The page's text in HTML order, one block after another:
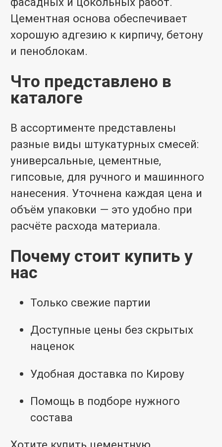
Цементная основа обеспечивает
хорошую адгезию к кирпичу, бетону
и пеноблокам.
Что представлено в
каталоге
В ассортименте представлены
разные виды штукатурных смесей:
универсальные, цементные,
гипсовые, для ручного и машинного
нанесения. Уточнена каждая цена и
объём упаковки — это удобно при
расчёте расхода материала.
Почему стоит купить у
нас
Только свежие партии
Доступные цены без скрытых
наценок
Удобная доставка по Кирову
Помощь в подборе нужного
состава